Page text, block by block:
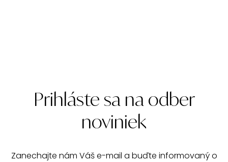
Prihláste sa na odber
noviniek
Zanechajte nám Váš e-mail a buďte informovaný o